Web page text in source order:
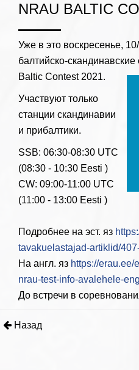
NRAU BALTIC
Уже в это воскресенье,
балтийско-
Baltic Contest 2021.
Участвуют только
станции скандинавии
и прибалтики.
SSB: 06:30-08:30 UTC
(08:30 - 10:30 Eesti )
CW: 09:00-11:00 UTC
(11:00 - 13:00 Eesti )
Подробнее на эст. яз
tavakuelastajad-artiklid/
На англ. яз https://erau.ee/
nrau-test-info-avalehele-eng
До встречи в
Назад